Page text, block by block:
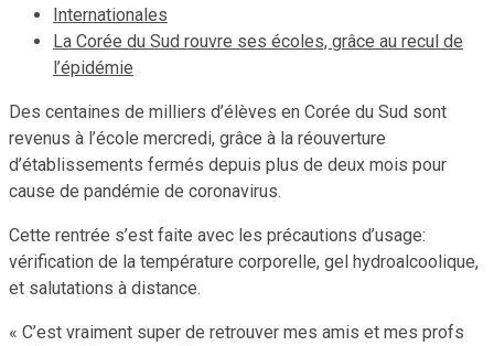
Internationales
La Corée du Sud rouvre ses écoles, grâce au recul de
l’épidémie
Des centaines de milliers d’élèves en Corée du Sud sont
revenus à l’école mercredi, grâce à la réouverture
d’établissements fermés depuis plus de deux mois pour
cause de pandémie de coronavirus.
Cette rentrée s’est faite avec les précautions d’usage:
vérification de la température corporelle, gel hydroalcoolique,
et salutations à distance.
« C’est vraiment super de retrouver mes amis et mes profs